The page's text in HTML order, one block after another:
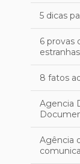
5 dicas
6 provas
8 fatos
Agencia
Agência